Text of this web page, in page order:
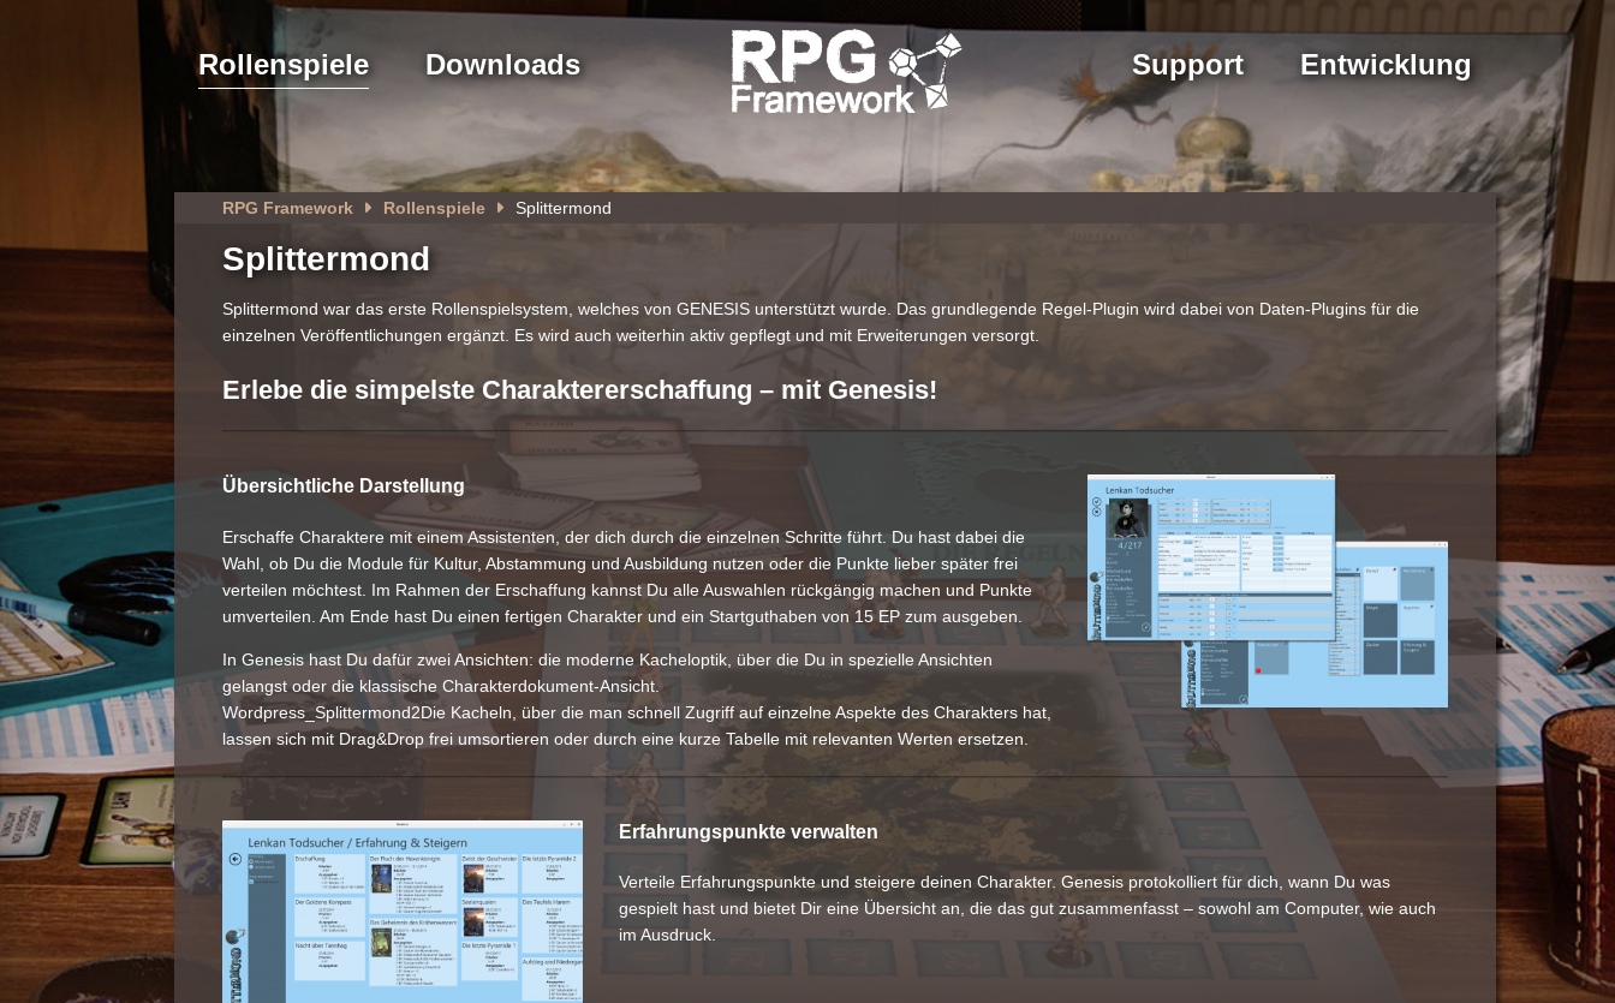
Rollenspiele Downloads Support Entwicklung
RPG Framework Rollenspiele Splittermond
Splittermond
Splittermond war das erste Rollenspielsystem, welches von GENESIS unterstützt wurde. Das grundlegende Regel-Plugin wird dabei von Daten-Plugins für die
einzelnen Veröffentlichungen ergänzt. Es wird auch weiterhin aktiv gepflegt und mit Erweiterungen versorgt.
Erlebe die simpelste Charaktererschaffung – mit Genesis!
Übersichtliche Darstellung
Erschaffe Charaktere mit einem Assistenten, der dich durch die einzelnen Schritte führt. Du hast dabei die
Wahl, ob Du die Module für Kultur, Abstammung und Ausbildung nutzen oder die Punkte lieber später frei
verteilen möchtest. Im Rahmen der Erschaffung kannst Du alle Auswahlen rückgängig machen und Punkte
umverteilen. Am Ende hast Du einen fertigen Charakter und ein Startguthaben von 15 EP zum ausgeben.
In Genesis hast Du dafür zwei Ansichten: die moderne Kacheloptik, über die Du in spezielle Ansichten
gelangst oder die klassische Charakterdokument-Ansicht.
Wordpress_Splittermond2Die Kacheln, über die man schnell Zugriff auf einzelne Aspekte des Charakters hat,
lassen sich mit Drag&Drop frei umsortieren oder durch eine kurze Tabelle mit relevanten Werten ersetzen.
Erfahrungspunkte verwalten
Verteile Erfahrungspunkte und steigere deinen Charakter. Genesis protokolliert für dich, wann Du was
gespielt hast und bietet Dir eine Übersicht an, die das gut zusammenfasst – sowohl am Computer, wie auch
im Ausdruck.